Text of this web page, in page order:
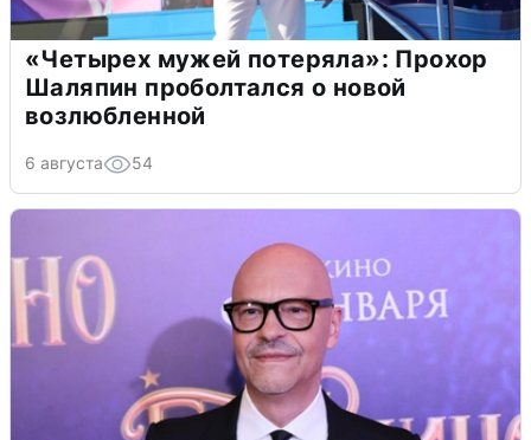
«Четырех мужей потеряла»: Прохор
Шаляпин проболтался о новой
возлюбленной
6 августа 54